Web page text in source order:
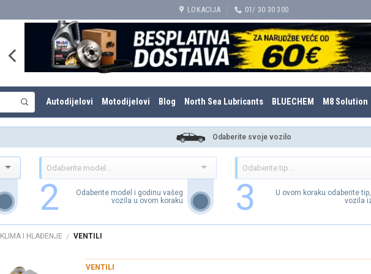
LOKACIJA 01/ 30 30 300
Autodijelovi Motodijelovi Blog North Sea Lubricants BLUECHEM M8 Solution
Odaberite svoje vozilo
2
Odaberite model i godinu vašeg
vozila u ovom koraku
3
U ovom koraku odaberite
vozila
KLIMA I HLAĐENJE / VENTILI
VENTILI